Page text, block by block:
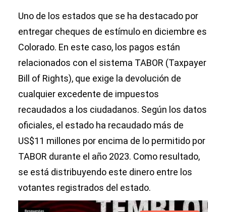
Uno de los estados que se ha destacado por
entregar cheques de estímulo en diciembre es
Colorado. En este caso, los pagos están
relacionados con el sistema TABOR (Taxpayer
Bill of Rights), que exige la devolución de
cualquier excedente de impuestos
recaudados a los ciudadanos. Según los datos
oficiales, el estado ha recaudado más de
US$11 millones por encima de lo permitido por
TABOR durante el año 2023. Como resultado,
se está distribuyendo este dinero entre los
votantes registrados del estado.